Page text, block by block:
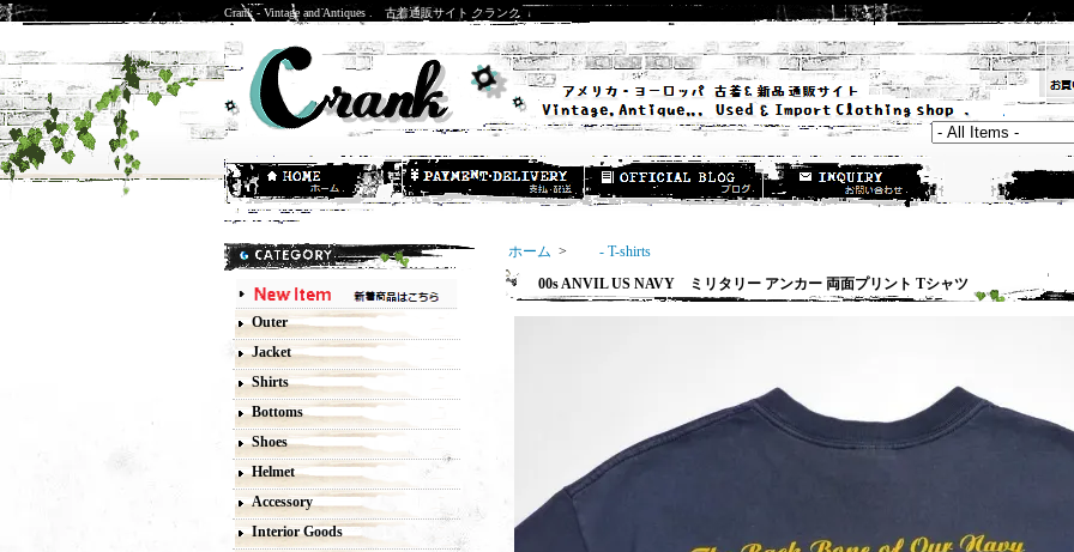
Crank - Vintage and Antiques . 古着通販サイト クランク
Outer
Jacket
Shirts
Bottoms
Shoes
Helmet
Accessory
Interior Goods
ホーム >
- T-shirts
00s ANVIL US NAVY ミリタリー アンカー 両面プリント Tシャツ